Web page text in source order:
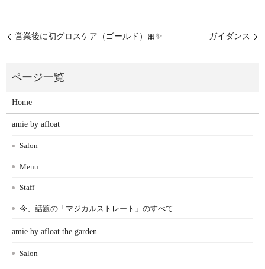
営業後に初グロスケア（ゴールド）🎀✨ ガイダンス
Home
amie by afloat
Salon
Menu
Staff
今、話題の「マジカルストレート」のすべて
amie by afloat the garden
Salon